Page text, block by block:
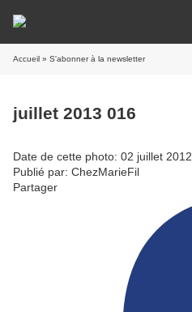
Accueil » S'abonner à la newsletter
juillet 2013 016
Date de cette photo: 02 juillet 2012
Publié par: ChezMarieFil
Partager